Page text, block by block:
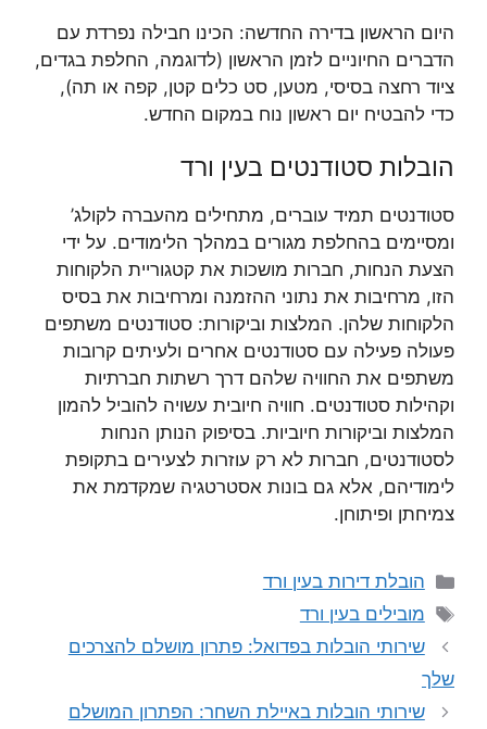
היום הראשון בדירה החדשה: הכינו חבילה נפרדת עם
הדברים החיוניים לזמן הראשון (לדוגמה, החלפת בגדים,
ציוד רחצה בסיסי, מטען, סט כלים קטן, קפה או תה),
כדי להבטיח יום ראשון נוח במקום החדש.
הובלות סטודנטים בעין ורד
סטודנטים תמיד עוברים, מתחילים מהעברה לקולג’
ומסיימים בהחלפת מגורים במהלך הלימודים. על ידי
הצעת הנחות, חברות מושכות את קטגוריית הלקוחות
הזו, מרחיבות את נתוני ההזמנה ומרחיבות את בסיס
הלקוחות שלהן. המלצות וביקורות: סטודנטים משתפים
פעולה פעילה עם סטודנטים אחרים ולעיתים קרובות
משתפים את החוויה שלהם דרך רשתות חברתיות
וקהילות סטודנטים. חוויה חיובית עשויה להוביל להמון
המלצות וביקורות חיוביות. בסיפוק הנותן הנחות
לסטודנטים, חברות לא רק עוזרות לצעירים בתקופת
לימודיהם, אלא גם בונות אסטרטגיה שמקדמת את
צמיחתן ופיתוחן.
קטגוריות
הובלת דירות בעין ורד
תגיות
מובילים בעין ורד
שירותי הובלות בפדואל: פתרון מושלם להצרכים
שלך
שירותי הובלות באיילת השחר: הפתרון המושלם